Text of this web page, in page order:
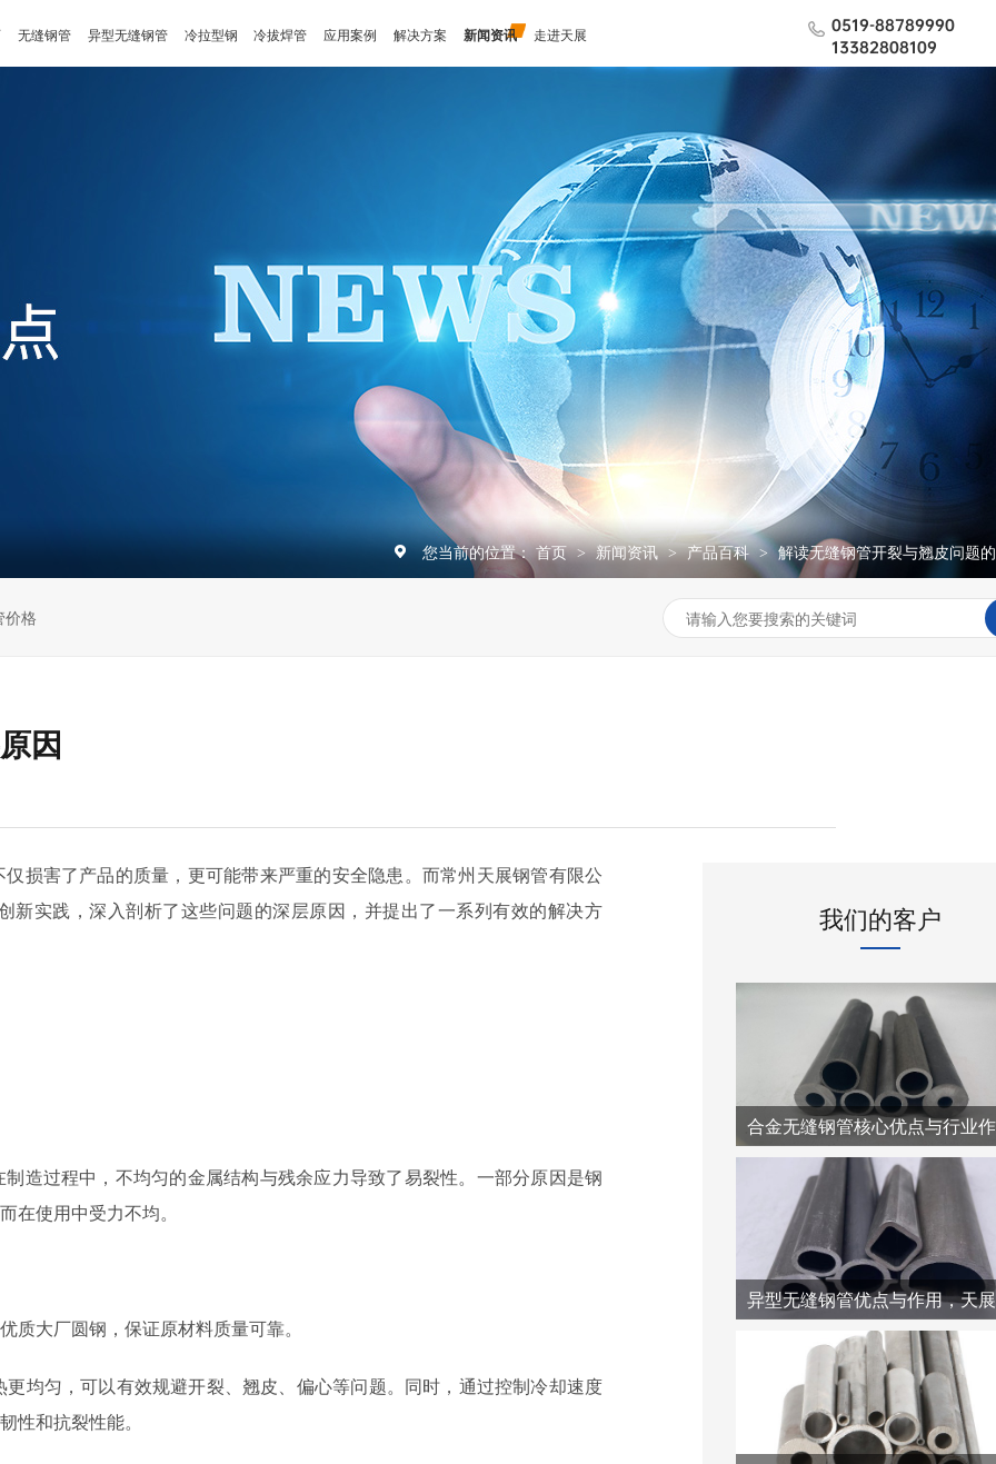
无缝钢管 异型无缝钢管 冷拉型钢 冷拔焊管 应用案例 解决方案 新闻资讯 走进天展
0519-88789990
13382808109
您当前的位置： 首页 > 新闻资讯 > 产品百科 > 解读无缝钢管开裂与翘皮问题
价格
因
损害了产品的质量，更可能带来严重的安全隐患。而常州天展钢管有限公
实践，深入剖析了这些问题的深层原因，并提出了一系列有效的解决方
造过程中，不均匀的金属结构与残余应力导致了易裂性。一部分原因是钢
在使用中受力不均。
大厂圆钢，保证原材料质量可靠。
均匀，可以有效规避开裂、翘皮、偏心等问题。同时，通过控制冷却速度
性和抗裂性能。
我们的客户